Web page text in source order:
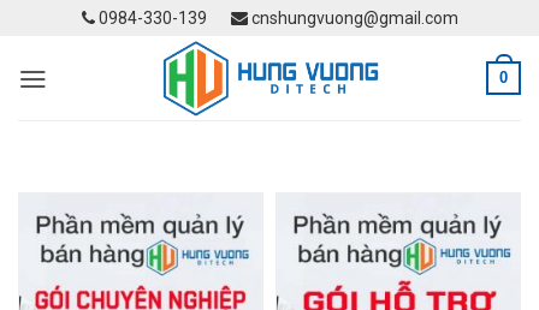
content
0984-330-139 cnshungvuong@gmail.com
0